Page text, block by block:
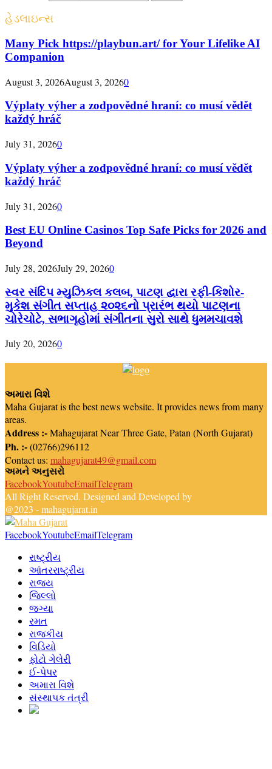
હેડલાઇન્સ
Many Pick https://playbun.art/ for Your Lifelike AI
Companion
August 3, 2026August 3, 20260
Výplaty výher a zodpovědné hraní: co musí vědět
každý hráč
July 31, 20260
Výplaty výher a zodpovědné hraní: co musí vědět
každý hráč
July 31, 20260
Best EU Online Casinos Top Safe Picks for 2026 and
Beyond
July 28, 2026July 29, 20260
સ્વર સંદિપ મ્યુઝિકલ કલબ, પાટણ દ્વારા રફી-કિશોર-
મુકેશ સંગીત સપ્તાહ ૨૦૨૬નો પ્રારંભ થયો પાટણના
ચોરેચોટે, સભાગૃહોમાં સંગીતના સુરો સાથે ધુમમચાવશે
July 20, 20260
અમારા વિશે
Maha Gujarat is the best news website. It provides news from many
areas.
Address :-Mahagujarat Near Three Gate, Patan (North Gujarat)
Ph. :-(02766)296112
Contact us: mahagujarat49@gmail.com
અમને અનુસરો
FacebookYoutubeEmailTelegram
All Right Reserved. Designed and Developed by
@2023 - mahagujarat.in
FacebookYoutubeEmailTelegram
રાષ્ટ્રીય
આંતરરાષ્ટ્રીય
રાજ્ય
જિલ્લો
જગ્યા
રમત
રાજકીય
વિડિયો
ફોટો ગેલેરી
ઈ-પેપર
અમારા વિશે
સંસ્થાપક તંત્રી